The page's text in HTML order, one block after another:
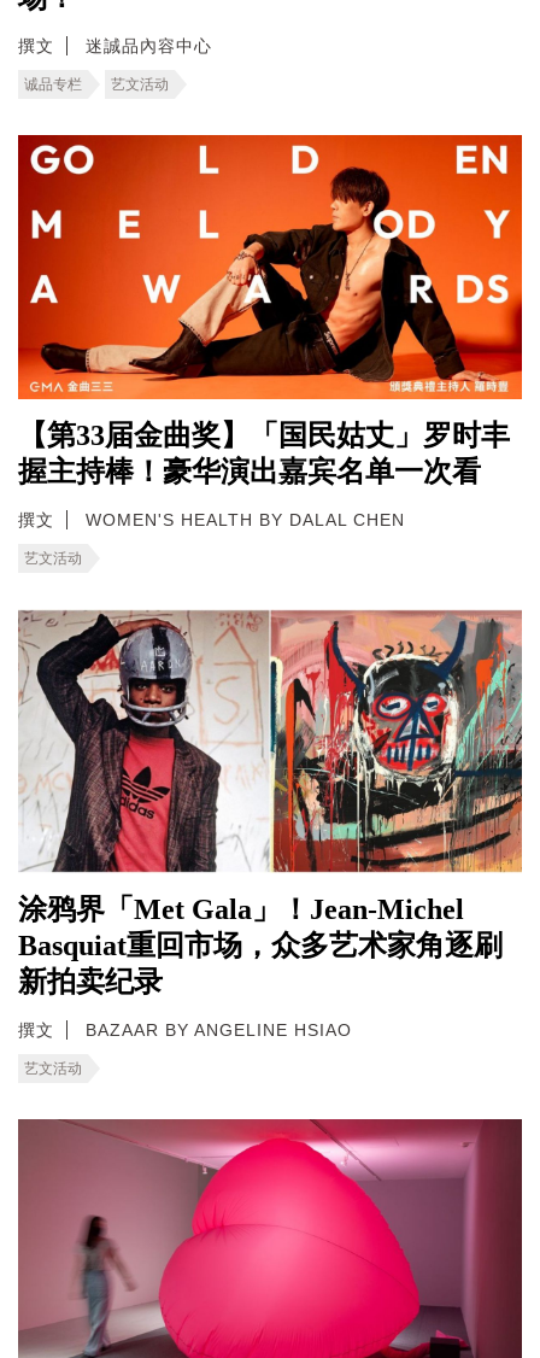
撰文 迷誠品內容中心
诚品专栏 艺文活动
【第33届金曲奖】「国民姑丈」罗时丰
握主持棒！豪华演出嘉宾名单一次看
撰文 WOMEN'S HEALTH BY DALAL CHEN
艺文活动
涂鸦界「Met Gala」！Jean-Michel
Basquiat重回市场，众多艺术家角逐刷
新拍卖纪录
撰文 BAZAAR BY ANGELINE HSIAO
艺文活动